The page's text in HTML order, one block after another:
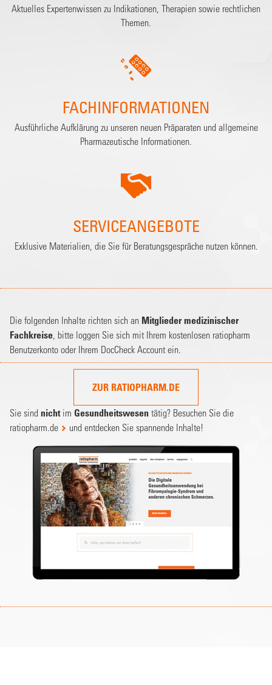
Aktuelles Expertenwissen zu Indikationen, Therapien sowie rechtlichen
Themen.
FACHINFORMATIONEN
Ausführliche Aufklärung zu unseren neuen Präparaten und allgemeine
Pharmazeutische Informationen.
SERVICEANGEBOTE
Exklusive Materialien, die Sie für Beratungsgespräche nutzen können.
Die folgenden Inhalte richten sich an Mitglieder medizinischer
Fachkreise , bitte loggen Sie sich mit Ihrem kostenlosen ratiopharm
Benutzerkonto oder Ihrem DocCheck Account ein.
Sie sind nicht im Gesundheitswesen tätig? Besuchen Sie die
ratiopharm.de
und entdecken Sie spannende Inhalte!
ZUR RATIOPHARM.DE